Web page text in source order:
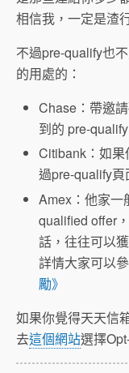
相信我，一定是渣
不過pre-qualify也
的用處的：
Chase：帶邀
到的 pre-
Citibank：如
過pre-qualify
Amex：他家一
qualified offer
話，往往可以
詳情大家可以
勵》
如果你覺得天天信
去這個網站選擇